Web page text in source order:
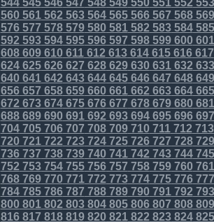
544545546547 548549550551552 553
560561562 563564565566567 568569
576577 578579580581582 583584585
592 593594595596597 598599600601
608609610611612 613614615616617
624625626627 628629630631632 633
640641642 643644645646647 648649
656657 658659660661662 663664665
672 673674675676677 678679680681
688689690691692 693694695696697
704705706707 708709710711712 713
720721722 723724725726727 728729
736737 738739740741742 743744745
752 753754755756757 758759760761
768769770771772 773774775776777
784785786787 788789790791792 793
800801802 803804805806807 808809
816817 818819820821822 823824825